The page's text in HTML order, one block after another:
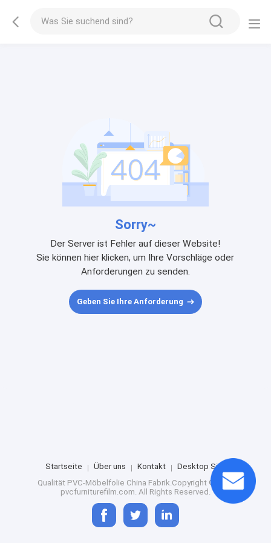
Sorry~
Der Server ist Fehler auf dieser Website!
Sie können hier klicken, um Ihre Vorschläge oder
Anforderungen zu senden.
Geben Sie Ihre Anforderung
Startseite Über uns Kontakt
Desktop Site
Qualität PVC-Möbelfolie China Fabrik.Copyright © 2025
pvcfurniturefilm.com. All Rights Reserved.